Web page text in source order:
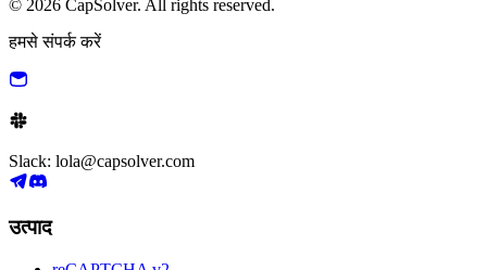
© 2026 CapSolver. All rights reserved.
हमसे संपर्क करें
Slack: lola@capsolver.com
उत्पाद